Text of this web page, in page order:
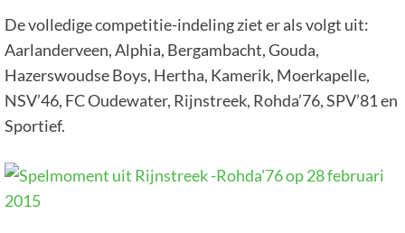
De volledige competitie-indeling ziet er als volgt uit:
Aarlanderveen, Alphia, Bergambacht, Gouda,
Hazerswoudse Boys, Hertha, Kamerik, Moerkapelle,
NSV’46, FC Oudewater, Rijnstreek, Rohda’76, SPV’81 en
Sportief.